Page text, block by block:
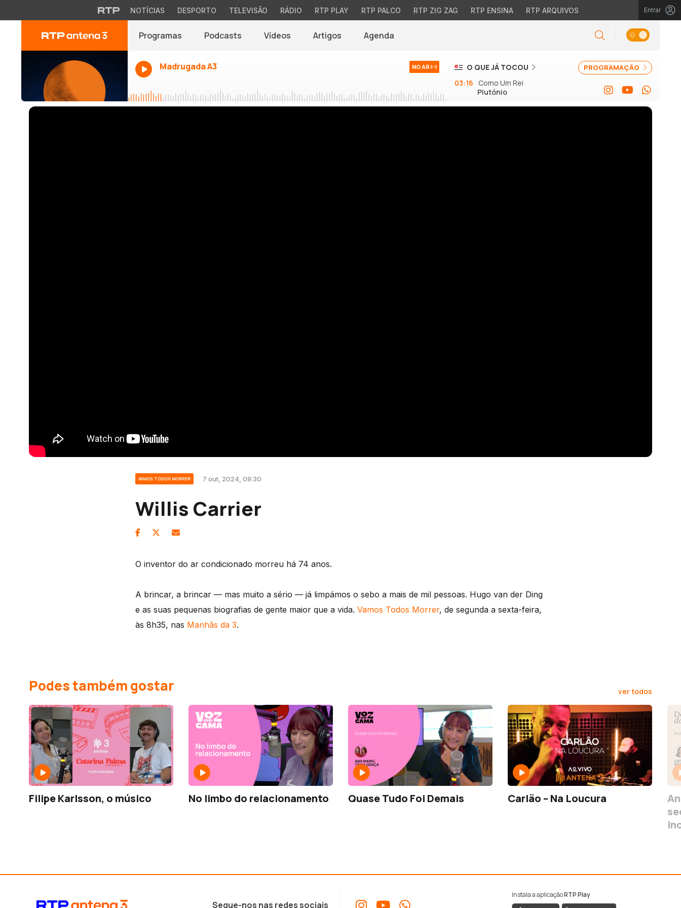
NOTÍCIAS DESPORTO TELEVISÃO RÁDIO RTP PLAY RTP PALCO RTP ZIG ZAG RTP ENSINA RTP ARQUIVOS Entrar
Programas Podcasts Vídeos Artigos Agenda
Madrugada A3 NO AR PROGRAMAÇÃO
O QUE JÁ TOCOU
03:16
Como Um Rei
Plutónio
VAMOS TODOS MORRER 7 out, 2024, 09:30
Willis Carrier
O inventor do ar condicionado morreu há 74 anos.
A brincar, a brincar — mas muito a sério — já limpámos o sebo a mais de mil pessoas. Hugo van der Ding
e as suas pequenas biografias de gente maior que a vida. Vamos Todos Morrer, de segunda a sexta-feira,
às 8h35, nas Manhãs da 3.
Podes também gostar ver todos
Filipe Karlsson, o músico No limbo do relacionamento Quase Tudo Foi Demais Carlão – Na Loucura
Segue-nos nas redes sociais
Instala a aplicaçãoRTP Play